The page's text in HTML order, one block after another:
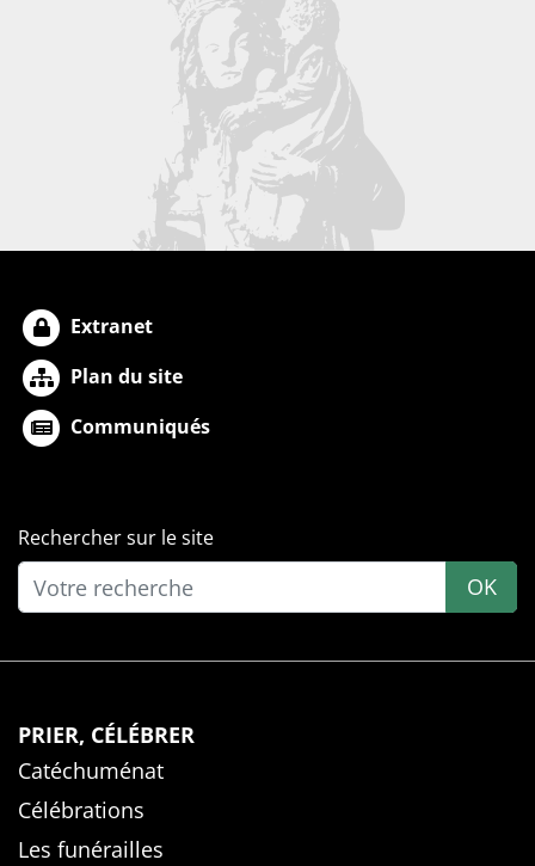
Extranet
Plan du site
Communiqués
Rechercher sur le site
OK
PRIER, CÉLÉBRER
Catéchuménat
Célébrations
Les funérailles